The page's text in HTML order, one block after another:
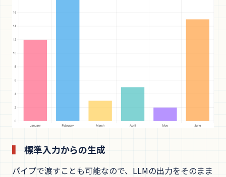
標準入力からの生成
パイプで渡すことも可能なので、LLMの出力をそのまま